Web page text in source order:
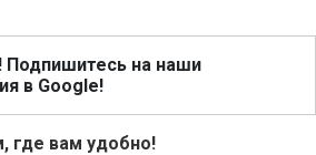
Подпишитесь на наши
в Google!
где вам удобно!